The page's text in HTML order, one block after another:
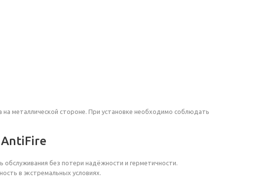
металлической стороне. При установке необходимо соблюдать
без потери надёжности и герметичности.
в экстремальных условиях.